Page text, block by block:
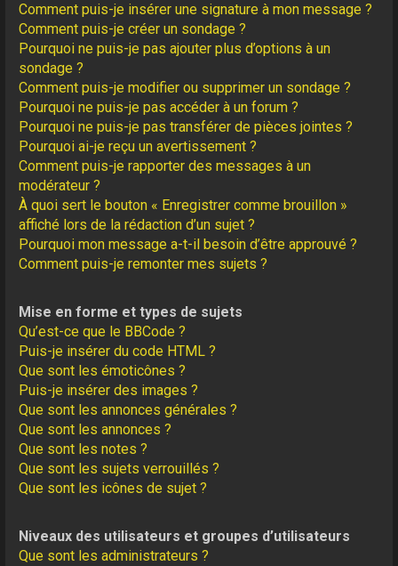
Comment puis-je insérer une signature à mon message ?
Comment puis-je créer un sondage ?
Pourquoi ne puis-je pas ajouter plus d’options à un
sondage ?
Comment puis-je modifier ou supprimer un sondage ?
Pourquoi ne puis-je pas accéder à un forum ?
Pourquoi ne puis-je pas transférer de pièces jointes ?
Pourquoi ai-je reçu un avertissement ?
Comment puis-je rapporter des messages à un
modérateur ?
À quoi sert le bouton « Enregistrer comme brouillon »
affiché lors de la rédaction d’un sujet ?
Pourquoi mon message a-t-il besoin d’être approuvé ?
Comment puis-je remonter mes sujets ?
Mise en forme et types de sujets
Qu’est-ce que le BBCode ?
Puis-je insérer du code HTML ?
Que sont les émoticônes ?
Puis-je insérer des images ?
Que sont les annonces générales ?
Que sont les annonces ?
Que sont les notes ?
Que sont les sujets verrouillés ?
Que sont les icônes de sujet ?
Niveaux des utilisateurs et groupes d’utilisateurs
Que sont les administrateurs ?